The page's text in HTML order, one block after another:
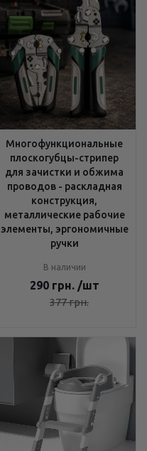
Многофункциональные
плоскогубцы-стрипер
для зачистки и обжима
проводов - раскладная
конструкция,
металлические рабочие
элементы, эргономичные
ручки
В наличии
290 грн. /шт
377грн.